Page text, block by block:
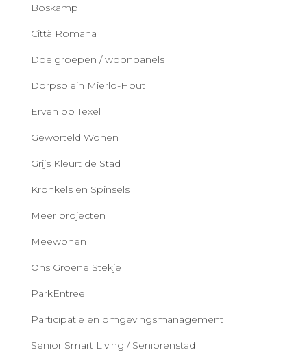
Boskamp
Città Romana
Doelgroepen / woonpanels
Dorpsplein Mierlo-Hout
Erven op Texel
Geworteld Wonen
Grijs Kleurt de Stad
Kronkels en Spinsels
Meer projecten
Meewonen
Ons Groene Stekje
ParkEntree
Participatie en omgevingsmanagement
Senior Smart Living / Seniorenstad